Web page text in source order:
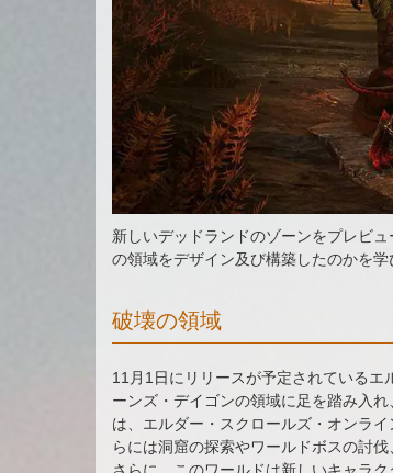
新しいデッドランドのゾーンをプレビ
の領域をデザイン及び構築したのかを学
破壊の領域
11月1日にリリースが予定されている
ーンズ・デイゴンの領域に足を踏み入
は、エルダー・スクロールズ・オンラ
らには洞窟の探索やワールドボスの討